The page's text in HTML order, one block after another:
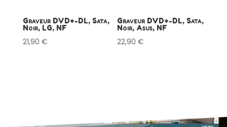
Graveur DVD+-DL, Sata,
Noir, LG, NF
21,90 €
Graveur DVD+-DL, Sata,
Noir, Asus, NF
22,90€